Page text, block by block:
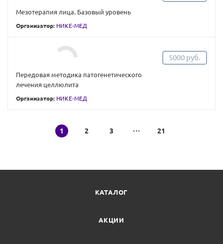
Мезотерапия лица. Базовый уровень
Организатор: НИКЕ-МЕД
Передовая методика патогенетического
лечения целлюлита
Организатор: НИКЕ-МЕД
5000 руб.
1 2 3 21
КАТАЛОГ
АКЦИИ